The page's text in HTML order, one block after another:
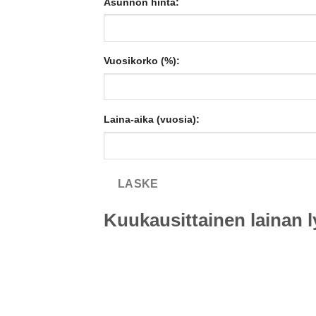
Vuosikorko (%):
Laina-aika (vuosia):
LASKE
Kuukausittainen lainan